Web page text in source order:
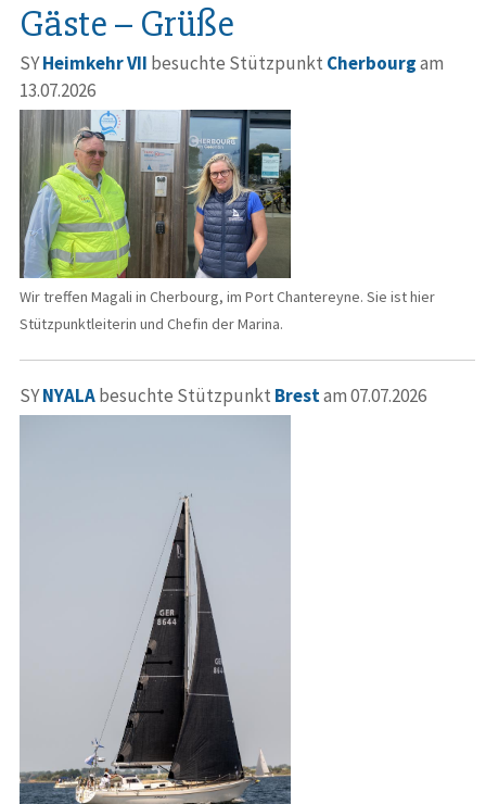
Gäste – Grüße
SYHeimkehr VII besuchte Stützpunkt Cherbourgam
13.07.2026
Wir treffen Magali in Cherbourg, im Port Chantereyne. Sie ist hier
Stützpunktleiterin und Chefin der Marina.
SYNYALAbesuchte Stützpunkt Brestam 07.07.2026